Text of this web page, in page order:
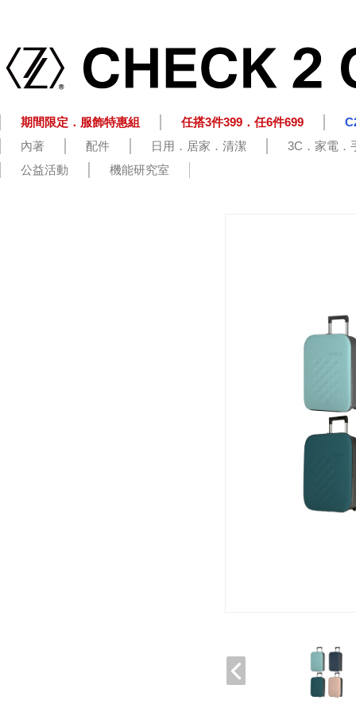
期間限定．服飾特惠組 任搭3件399．任6件699
內著
配件 日用．居家．清潔
3C．家電．
公益活動
機能研究室